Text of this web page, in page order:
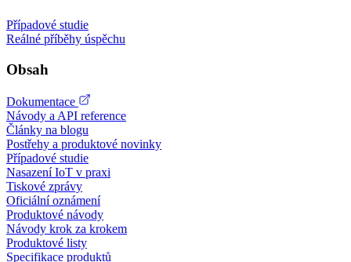
Případové studie
Reálné příběhy úspěchu
Obsah
Dokumentace
Návody a API reference
Články na blogu
Postřehy a produktové novinky
Případové studie
Nasazení IoT v praxi
Tiskové zprávy
Oficiální oznámení
Produktové návody
Návody krok za krokem
Produktové listy
Specifikace produktů